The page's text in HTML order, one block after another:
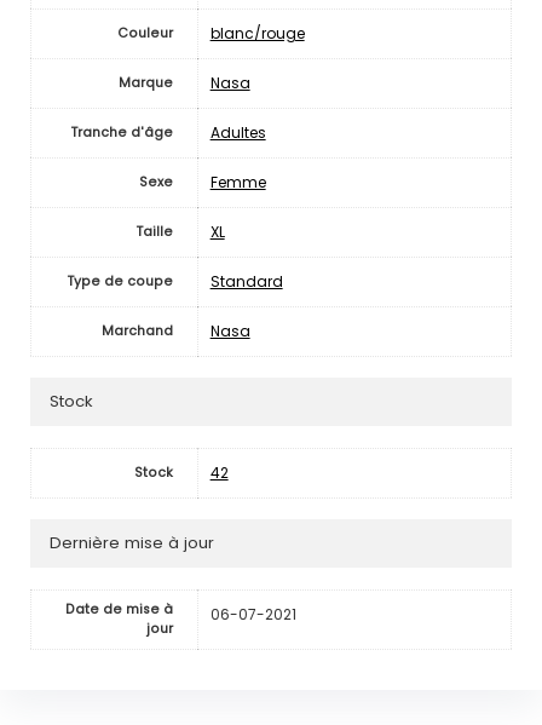
Couleur blanc/rouge
Marque Nasa
Tranche d'âge Adultes
Sexe Femme
Taille XL
Type de coupe Standard
Marchand Nasa
Stock
Stock 42
Dernière mise à jour
Date de mise à
jour
06-07-2021